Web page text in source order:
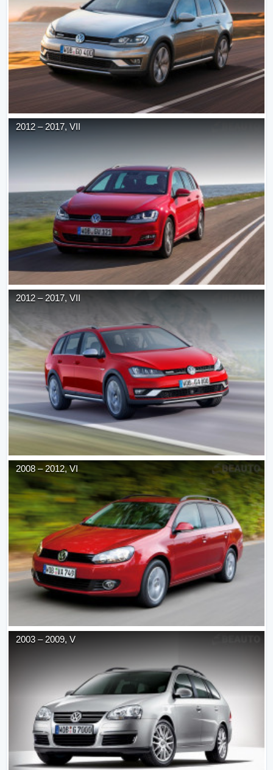
2012 – 2017, VII
2012 – 2017, VII
2008 – 2012,VI
2003 –2009, V